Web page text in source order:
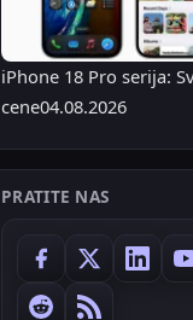
iPhone 18 Pro serija:
cene04.08.2026
PRATITE NAS